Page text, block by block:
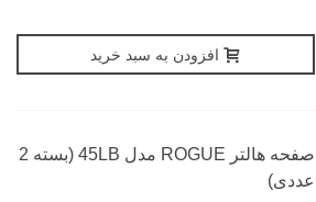
افزودن به سبد خرید
صفحه هالتر ROGUE مدل 45LB (بسته 2
عددی)